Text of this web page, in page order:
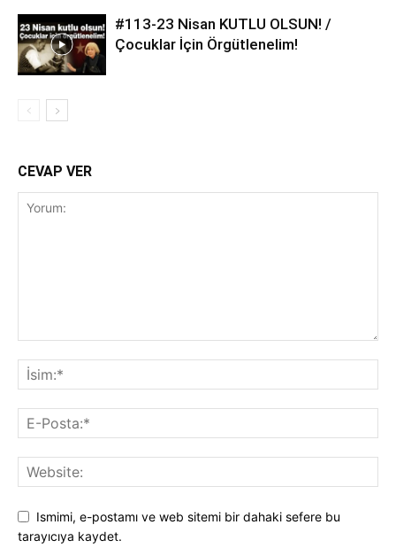
#113-23 Nisan KUTLU OLSUN! /
Çocuklar İçin Örgütlenelim!
CEVAP VER
Ismimi, e-postamı ve web sitemi bir dahaki sefere bu
tarayıcıya kaydet.